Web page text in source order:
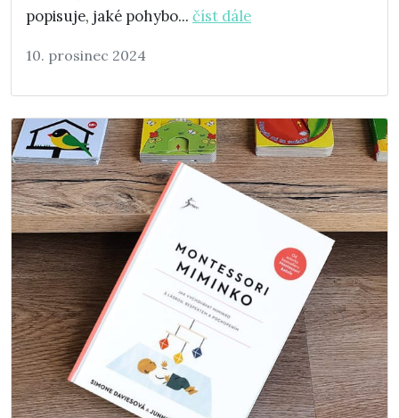
popisuje, jaké pohybo... číst dále
10. prosinec 2024